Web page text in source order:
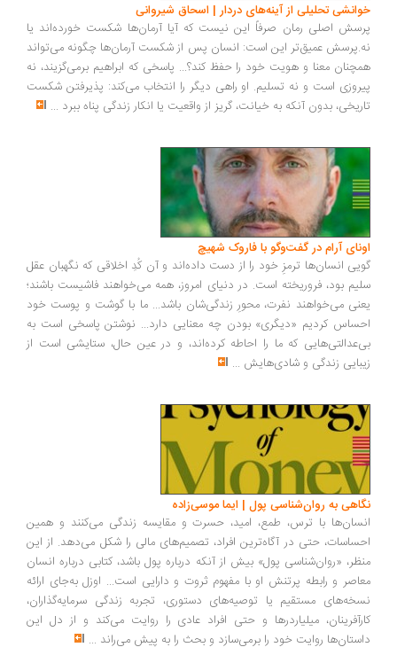
خوانشی تحلیلی از آینه‌های دردار | اسحاق شیروانی
پرسش اصلی رمان صرفاً این نیست که آیا آرمان‌ها شکست خورده‌اند یا
نه.پرسش عمیق‌تر این است: انسان پس از شکست آرمان‌ها چگونه می‌تواند
همچنان معنا و هویت خود را حفظ کند؟... پاسخی که ابراهیم برمی‌گزیند، نه
پیروزی است و نه تسلیم. او راهی دیگر را انتخاب می‌کند: پذیرفتن شکست
تاریخی، بدون آنکه به خیانت، گریز از واقعیت یا انکار زندگی پناه ببرد ...
اونای آرام در گفت‌وگو با فاروک شهیچ‭
گویی انسان‌ها ترمزِ خود را از دست داده‌اند و آن کُدِ اخلاقی که نگهبان عقل
سلیم بود، فروریخته است. در دنیای امروز، همه می‌خواهند فاشیست باشند؛
یعنی می‌خواهند نفرت، محورِ زندگی‌شان باشد... ما با گوشت و پوست خود
احساس کردیم «دیگری» بودن چه معنایی دارد... نوشتن پاسخی است به
بی‌عدالتی‌هایی که ما را احاطه کرده‌اند، و در عین حال، ستایشی است از
زیبایی زندگی و شادی‌هایش ...
نگاهی به روان‌شناسی پول | ایما موسی‌زاده
انسان‌ها با ترس، طمع، امید، حسرت و مقایسه زندگی می‌کنند و همین
احساسات، حتی در آگاه‌ترین افراد، تصمیم‌های مالی را شکل می‌دهد. از این
منظر، «روان‌شناسی پول» بیش از آنکه درباره پول باشد، کتابی درباره انسان
معاصر و رابطه پرتنش او با مفهوم ثروت و دارایی است... اوزل به‌جای ارائه
نسخه‌های مستقیم یا توصیه‌های دستوری، تجربه زندگی سرمایه‌گذاران،
کارآفرینان، میلیاردرها و حتی افراد عادی را روایت می‌کند و از دل این
داستان‌ها روایت خود را برمی‌سازد و بحث را به پیش می‌راند ...